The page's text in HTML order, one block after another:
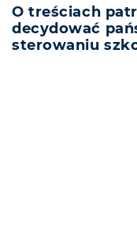
O treściach
decydować
sterowaniu